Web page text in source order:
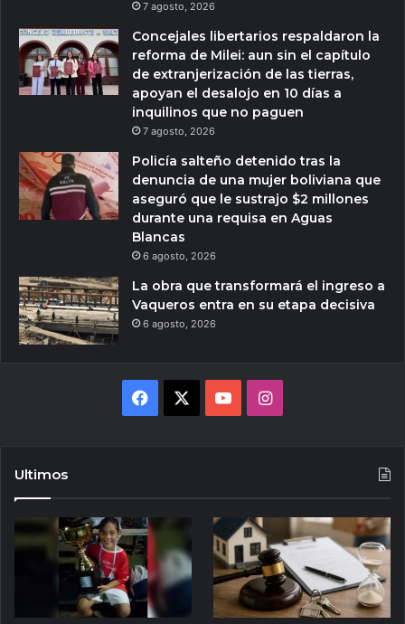
7 agosto, 2026
Concejales libertarios respaldaron la
reforma de Milei: aun sin el capítulo
de extranjerización de las tierras,
apoyan el desalojo en 10 días a
inquilinos que no paguen
7 agosto, 2026
Policía salteño detenido tras la
denuncia de una mujer boliviana que
aseguró que le sustrajo $2 millones
durante una requisa en Aguas
Blancas
6 agosto, 2026
La obra que transformará el ingreso a
Vaqueros entra en su etapa decisiva
6 agosto, 2026
Facebook YouTubeInstagram
Ultimos